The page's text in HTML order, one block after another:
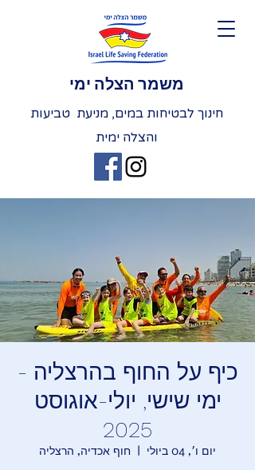
משמר הצלה ימי
חינוך לבטיחות במים, מניעת טביעות
והצלה ימית
כיף על החוף בהרצליה -
ימי שישי, יולי-אוגוסט
2025
יום ו׳, 04 ביולי חוף אכדיה, הרצליה